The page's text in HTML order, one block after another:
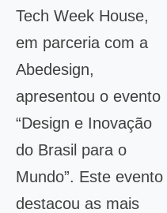
Tech Week House,
em parceria com a
Abedesign,
apresentou o evento
“Design e Inovação
do Brasil para o
Mundo”. Este evento
destacou as mais